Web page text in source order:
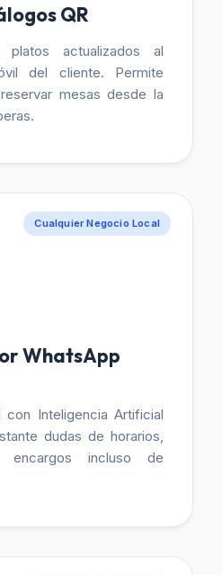
QR
actualizados al
del cliente. Permite
mesas desde la
Cualquier Negocio Local
WhatsApp
con Inteligencia Artificial
dudas de horarios,
incluso de